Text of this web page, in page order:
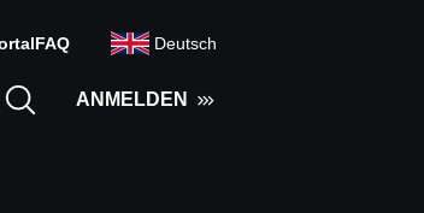
ANMELDEN
FAQ Deutsch